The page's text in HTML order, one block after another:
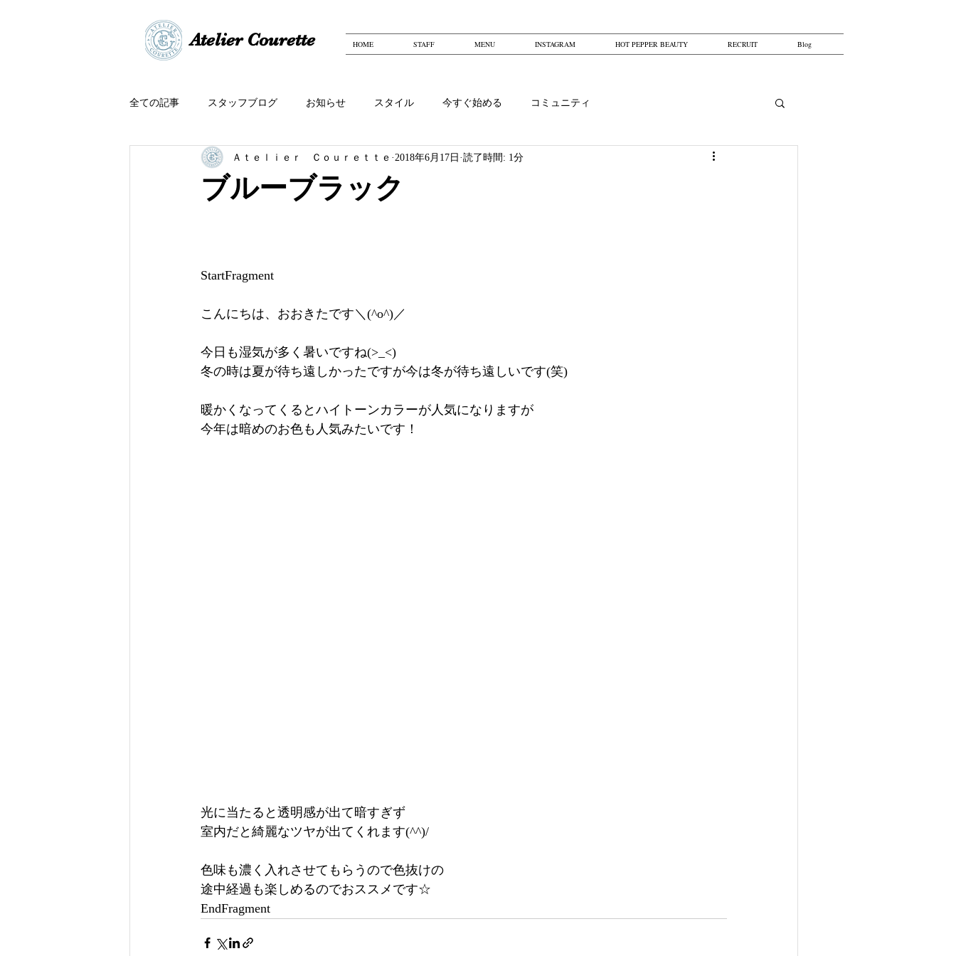
​​Atelier Courette​ HOME STAFF MENU INSTAGRAM HOT PEPPER BEAUTY RECRUIT Blog
全ての記事 スタッフブログ お知らせ スタイル 今すぐ始める コミュニティ
ブルーブラック
Ａｔｅｌｉｅｒ Ｃｏｕｒｅｔｔｅ 2018年6月17日 読了時間: 1分
StartFragment
こんにちは、おおきたです＼(^o^)／
今日も湿気が多く暑いですね(>_<)
冬の時は夏が待ち遠しかったですが今は冬が待ち遠しいです(笑)
暖かくなってくるとハイトーンカラーが人気になりますが
今年は暗めのお色も人気みたいです！
光に当たると透明感が出て暗すぎず
室内だと綺麗なツヤが出てくれます(^^)/
色味も濃く入れさせてもらうので色抜けの
途中経過も楽しめるのでおススメです☆
EndFragment